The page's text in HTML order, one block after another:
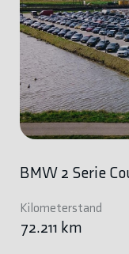
BMW 2 Serie
Kilometerstand
72.211 km